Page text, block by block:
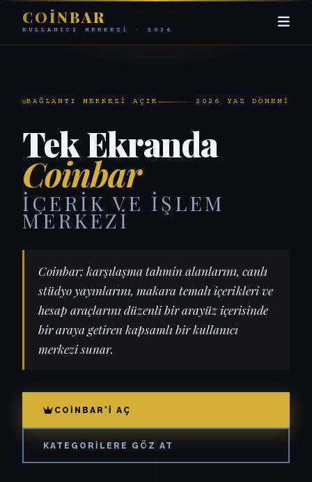
COINBAR
KULLANICI MERKEZI · 2026
BAĞLANTI MERKEZI AÇIK 2026 YAZ DÖNEMI
Tek Ekranda
Coinbar
İÇERIK VE İŞLEM
MERKEZI
Coinbar; karşılaşma tahmin alanlarını, canlı
stüdyo yayınlarını, makara temalı içerikleri ve
hesap araçlarını düzenli bir arayüz içerisinde
bir araya getiren kapsamlı bir kullanıcı
merkezi sunar.
COINBAR'I AÇ
KATEGORILERE GÖZ AT